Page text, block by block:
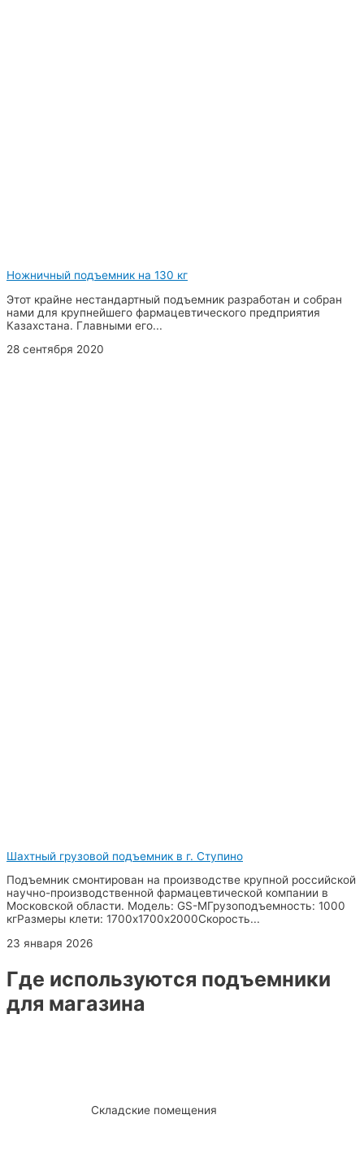
Ножничный подъемник на 130 кг
Этот крайне нестандартный подъемник разработан и собран
нами для крупнейшего фармацевтического предприятия
Казахстана. Главными его...
28 сентября 2020
Шахтный грузовой подъемник в г. Ступино
Подъемник смонтирован на производстве крупной российской
научно-производственной фармацевтической компании в
Московской области. Модель: GS-MГрузоподъемность: 1000
кгРазмеры клети: 1700х1700х2000Скорость...
23 января 2026
Где используются подъемники
для магазина
Складские помещения